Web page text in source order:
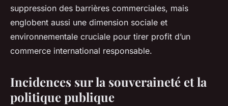
suppression des barrières commerciales, mais
englobent aussi une dimension sociale et
environnementale cruciale pour tirer profit d’un
commerce international responsable.
Incidences sur la souveraineté et la
politique publique